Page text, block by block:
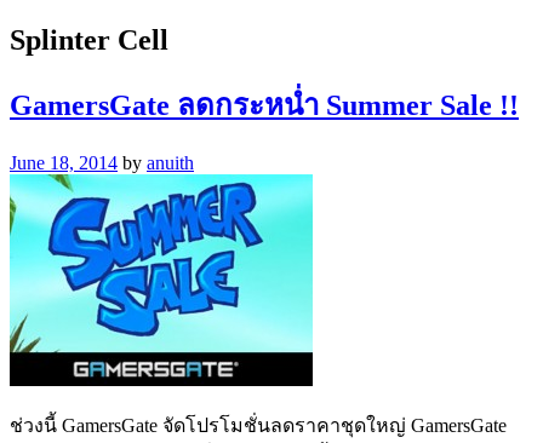
Splinter Cell
GamersGate ลดกระหน่ำ Summer Sale !!
June 18, 2014 by anuith
ช่วงนี้ GamersGate จัดโปรโมชั่นลดราคาชุดใหญ่ GamersGate